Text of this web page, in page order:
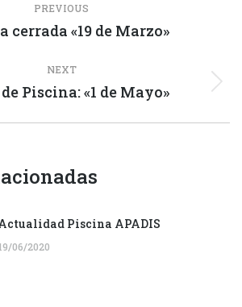
PREVIOUS
Previous
cerrada «19 de Marzo»
NEXT
Next
Piscina: «1 de Mayo»
Piscina APADIS
06/2020